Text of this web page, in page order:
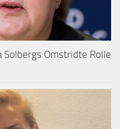
Solbergs Omstridte Rolle